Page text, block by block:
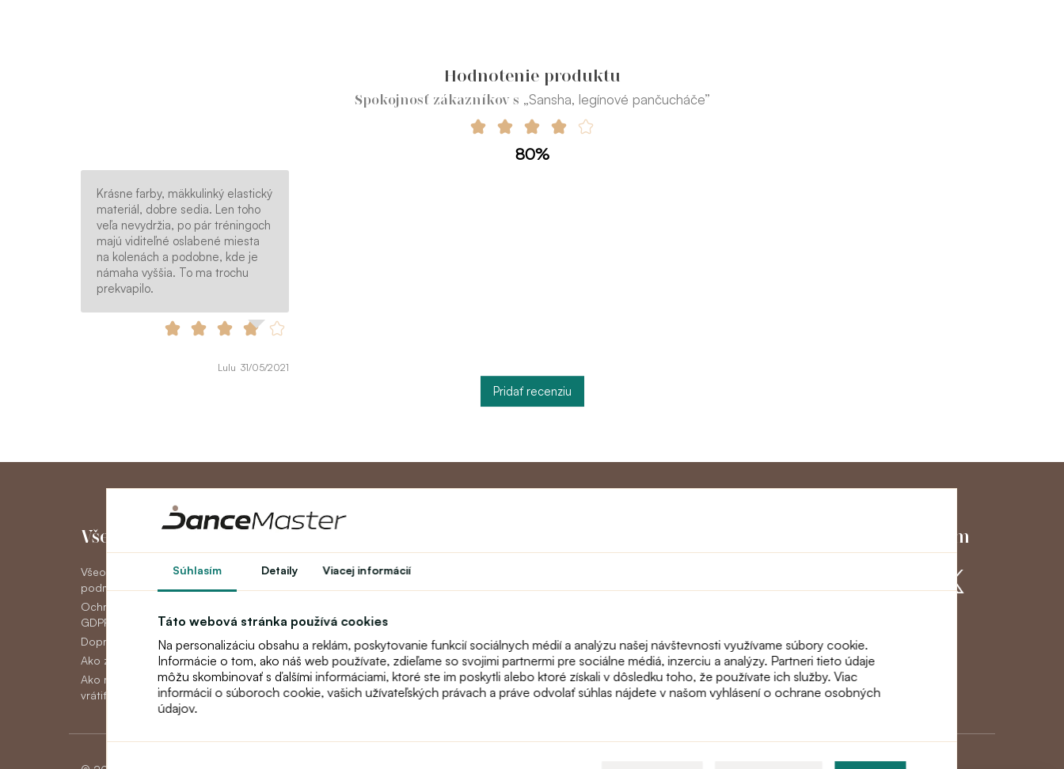
Súhlasím Detaily Viacej informácií
Táto webová stránka používá cookies
Na personalizáciu obsahu a reklám, poskytovanie funkcií sociálnych médií a analýzu našej návštevnosti využívame súbory cookie.
Informácie o tom, ako náš web používate, zdieľame so svojimi partnermi pre sociálne médiá, inzerciu a analýzy. Partneri tieto údaje
môžu skombinovať s ďalšími informáciami, ktoré ste im poskytli alebo ktoré získali v dôsledku toho, že používate ich služby. Viac
informácií o súboroch cookie, vašich užívateľských právach a práve odvolať súhlas nájdete v našom vyhlásení o ochrane osobných
údajov.
Hodnotenie produktu
Spokojnosť zákazníkov s „Sansha, legínové pančucháče”
80%
Krásne farby, mäkkulinký elastický
materiál, dobre sedia. Len toho
veľa nevydržia, po pár tréningoch
majú viditeľné oslabené miesta
na kolenách a podobne, kde je
námaha vyššia. To ma trochu
prekvapilo.
Lulu 31/05/2021
Pridať recenziu
Všetko o nákupe
Všeobecné obchodné
podmienky
Ochrana osobných údajov
GDPR
Doprava
Ako zaplatiť
Ako reklamovať, vymeniť alebo
vrátiť tovar
Môj účet
História objednávok
Študent
Kontakt
odstúpenie
Mapa stránok
Fitting
Pridajte sa k nám